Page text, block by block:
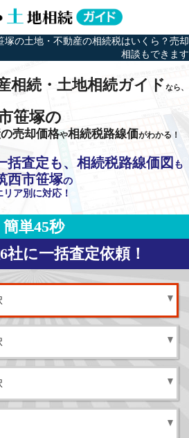
塚の土地・不動産の相続税はいくら？売却
相談もできます
相続・土地相続ガイドなら、
笹塚の
売却価格や相続税路線価がわかる！
括査定も、相続税路線価図 も
西市笹塚の
リア別に対応！
簡単45秒
社に一括査定依頼！